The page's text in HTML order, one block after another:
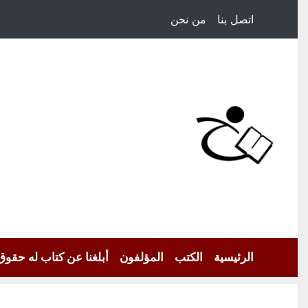
اتصل بنا من نحن
الرئيسية الكتب المؤلفون أبلغنا عن كتاب له